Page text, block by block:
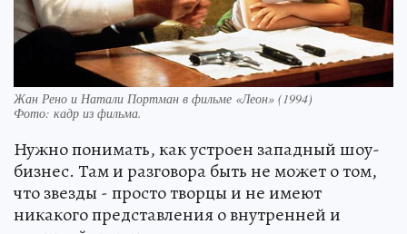
Жан Рено и Натали Портман в фильме «Леон» (1994)
Фото: кадр из фильма.
Нужно понимать, как устроен западный шоу-
бизнес. Там и разговора быть не может о том,
что звезды - просто творцы и не имеют
никакого представления о внутренней и